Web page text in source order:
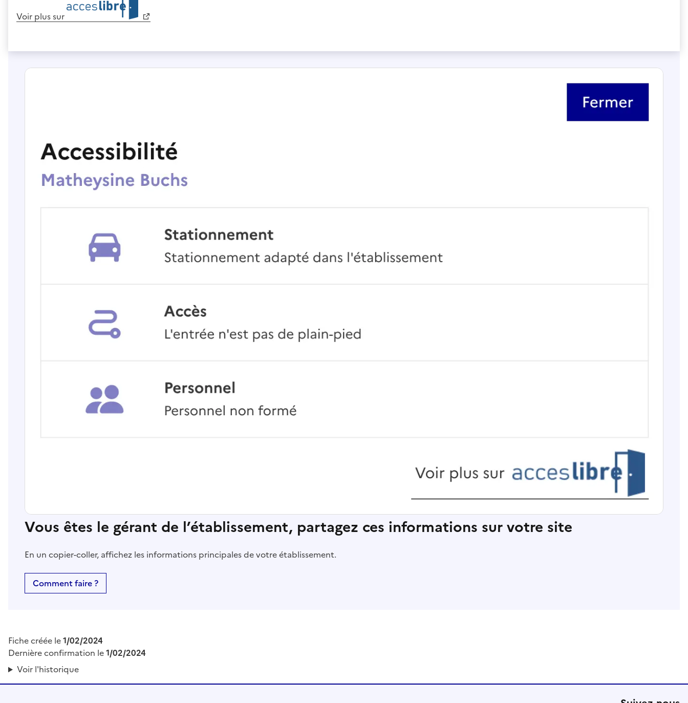
Voir plus sur
Vous êtes le gérant de l’établissement, partagez ces informations sur votre site
En un copier-coller, affichez les informations principales de votre établissement.
Comment faire ?
Fiche créée le1/02/2024
Dernière confirmation le1/02/2024
Voir l'historique